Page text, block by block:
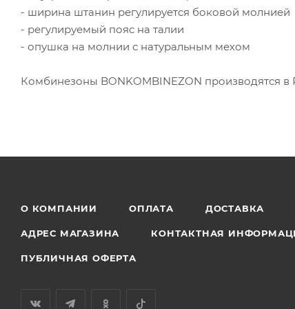
- ширина штанин регулируется боковой молнией
- регулируемый пояс на талии
- опушка на молнии с натуральным мехом
Комбинезоны BONKOMBINEZON производятся
О КОМПАНИИ ОПЛАТА ДОСТАВКА
АДРЕС МАГАЗИНА КОНТАКТНАЯ
ПУБЛИЧНАЯ ОФЕРТА